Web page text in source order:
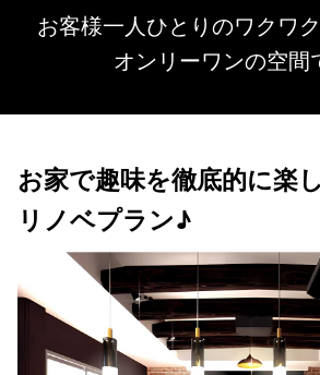
お客様一人ひとりのワクワ
オンリーワンの空間
お家で趣味を徹底的に楽
リノベプラン♪